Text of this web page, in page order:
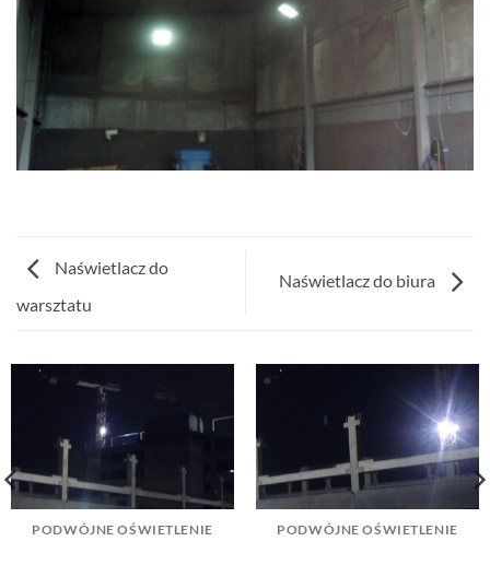
Naświetlacz do
warsztatu
Naświetlacz do biura
PODWÓJNE OŚWIETLENIE PODWÓJNE OŚWIETLENIE